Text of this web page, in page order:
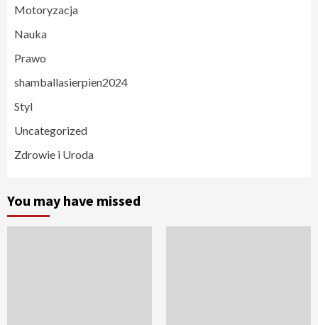
Motoryzacja
Nauka
Prawo
shamballasierpien2024
Styl
Uncategorized
Zdrowie i Uroda
You may have missed